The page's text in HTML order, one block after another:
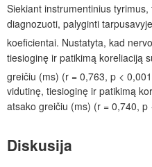
Siekiant instrumentinius
diagnozuoti, palyginti
koeficientai. Nustatyta, kad
tiesioginę ir patikimą koreliaciją
greičiu (ms) (r = 0,763, p <
vidutinę, tiesioginę ir patikimą
atsako greičiu (ms) (r = 0,740, p
Diskusija